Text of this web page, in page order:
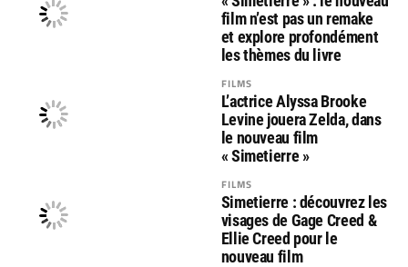
film n’est pas un remake
et explore profondément
les thèmes du livre
FILMS
L’actrice Alyssa Brooke
Levine jouera Zelda, dans
le nouveau film
« Simetierre »
FILMS
Simetierre : découvrez les
visages de Gage Creed &
Ellie Creed pour le
nouveau film